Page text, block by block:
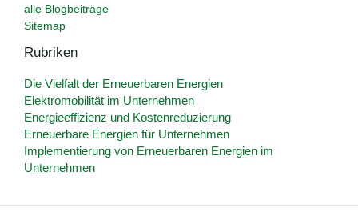
alle Blogbeiträge
Sitemap
Rubriken
Die Vielfalt der Erneuerbaren Energien
Elektromobilität im Unternehmen
Energieeffizienz und Kostenreduzierung
Erneuerbare Energien für Unternehmen
Implementierung von Erneuerbaren Energien im
Unternehmen